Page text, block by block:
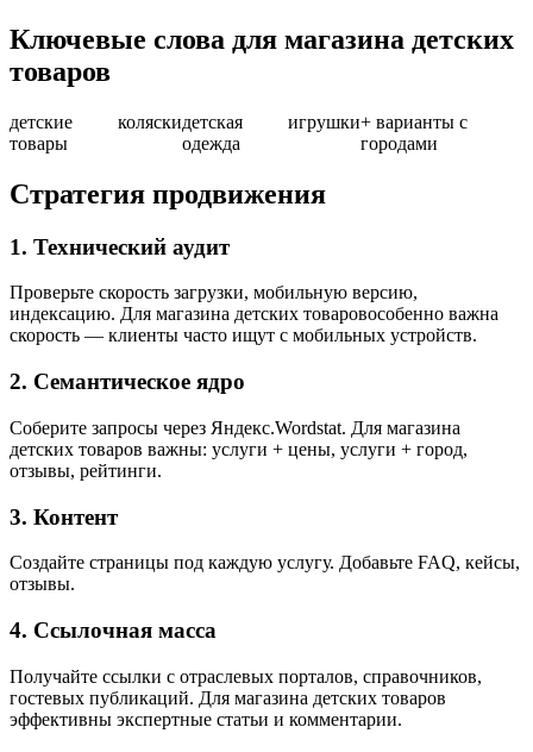
Ключевые слова для магазина детских
товаров
детские
товары
коляскидетская
одежда
игрушки+ варианты с
городами
Стратегия продвижения
1. Технический аудит
Проверьте скорость загрузки, мобильную версию,
индексацию. Для магазина детских товаровособенно важна
скорость — клиенты часто ищут с мобильных устройств.
2. Семантическое ядро
Соберите запросы через Яндекс.Wordstat. Для магазина
детских товаров важны: услуги + цены, услуги + город,
отзывы, рейтинги.
3. Контент
Создайте страницы под каждую услугу. Добавьте FAQ, кейсы,
отзывы.
4. Ссылочная масса
Получайте ссылки с отраслевых порталов, справочников,
гостевых публикаций. Для магазина детских товаров
эффективны экспертные статьи и комментарии.